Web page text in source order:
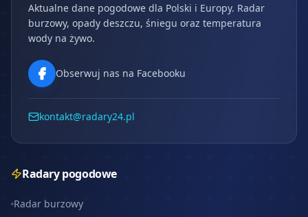
Aktualne dane pogodowe dla Polski i Europy. Radar
burzowy, opady deszczu, śniegu oraz temperatura
wody na żywo.
Obserwuj nas na Facebooku
kontakt@radary24.pl
Radary pogodowe
Radar burzowy